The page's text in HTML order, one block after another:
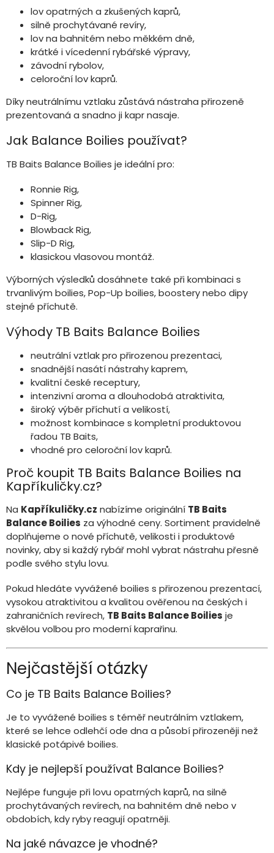
lov opatrných a zkušených kaprů,
silně prochytávané revíry,
lov na bahnitém nebo měkkém dně,
krátké i vícedenní rybářské výpravy,
závodní rybolov,
celoroční lov kaprů.
Díky neutrálnímu vztlaku zůstává nástraha přirozeně
prezentovaná a snadno ji kapr nasaje.
Jak Balance Boilies používat?
TB Baits Balance Boilies je ideální pro:
Ronnie Rig,
Spinner Rig,
D-Rig,
Blowback Rig,
Slip-D Rig,
klasickou vlasovou montáž.
Výborných výsledků dosáhnete také při kombinaci s
trvanlivým boilies, Pop-Up boilies, boostery nebo dipy
stejné příchutě.
Výhody TB Baits Balance Boilies
neutrální vztlak pro přirozenou prezentaci,
snadnější nasátí nástrahy kaprem,
kvalitní české receptury,
intenzivní aroma a dlouhodobá atraktivita,
široký výběr příchutí a velikostí,
možnost kombinace s kompletní produktovou
řadou TB Baits,
vhodné pro celoroční lov kaprů.
Proč koupit TB Baits Balance Boilies na
Kapříkuličky.cz?
Na Kapříkuličky.cz nabízíme originální TB Baits
Balance Boilies za výhodné ceny. Sortiment pravidelně
doplňujeme o nové příchutě, velikosti i produktové
novinky, aby si každý rybář mohl vybrat nástrahu přesně
podle svého stylu lovu.
Pokud hledáte vyvážené boilies s přirozenou prezentací,
vysokou atraktivitou a kvalitou ověřenou na českých i
zahraničních revírech, TB Baits Balance Boilies je
skvělou volbou pro moderní kaprařinu.
Nejčastější otázky
Co je TB Baits Balance Boilies?
Je to vyvážené boilies s téměř neutrálním vztlakem,
které se lehce odlehčí ode dna a působí přirozeněji než
klasické potápivé boilies.
Kdy je nejlepší používat Balance Boilies?
Nejlépe funguje při lovu opatrných kaprů, na silně
prochytávaných revírech, na bahnitém dně nebo v
obdobích, kdy ryby reagují opatrněji.
Na jaké návazce je vhodné?